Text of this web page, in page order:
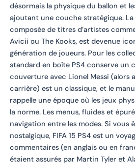
désormais la physique du ballon et
ajoutant une couche stratégique.
composée de titres d’artistes
Avicii ou The Kooks, est devenue
génération de joueurs. Pour les
standard en boîte PS4 conserve un
couverture avec Lionel Messi (alors
carrière) est un classique, et le
rappelle une époque où les jeux
la norme. Les menus, fluides et
navigation entre les modes. Si vous
nostalgique, FIFA 15 PS4 est un
commentaires (en anglais ou en
étaient assurés par Martin Tyler et